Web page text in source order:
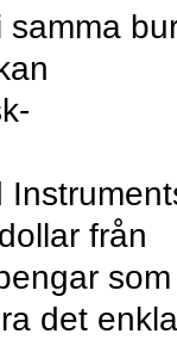
samma
från
som
det